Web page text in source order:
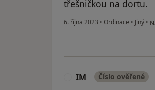
třešničkou na dortu.
6. října 2023 • Ordinace • Jiný •
IM Číslo ověřené